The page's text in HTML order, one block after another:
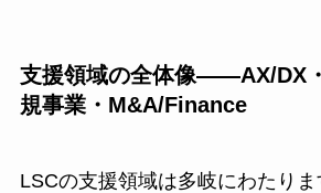
支援領域の全体像——AX/DX
規事業・M&A/Finance
LSCの支援領域は多岐にわたりま